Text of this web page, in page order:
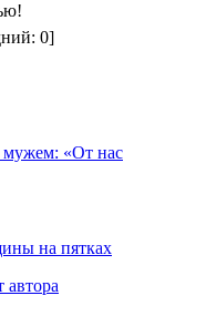
0]
мужем: «От нас
на пятках
автора